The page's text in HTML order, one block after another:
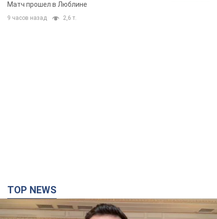
Матч прошел в Люблине
9 часов назад 2,6 т.
TOP NEWS